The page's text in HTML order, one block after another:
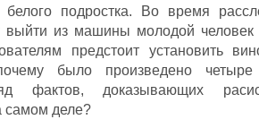
белого подростка. Во время
из машины молодой человек
предстоит установить
было произведено
фактов, доказывающих
самом деле?